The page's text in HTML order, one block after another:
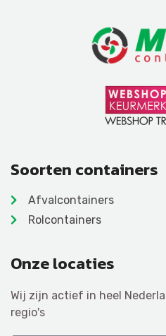
Soorten containers
Afvalcontainers
Rolcontainers
Onze locaties
Wij zijn actief in heel
regio's